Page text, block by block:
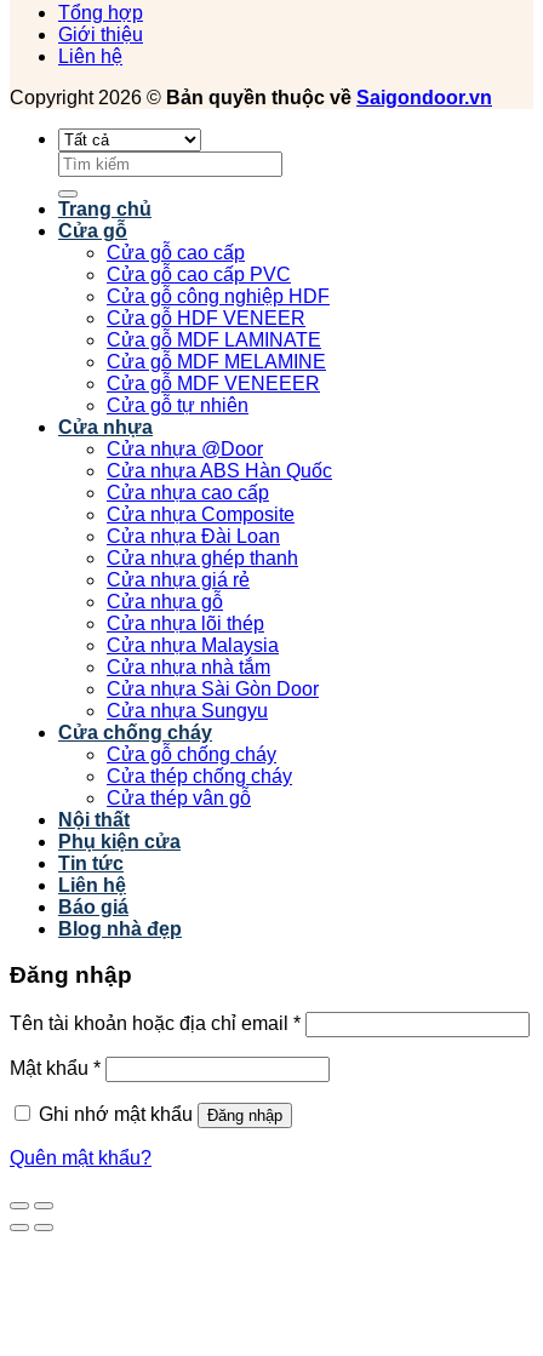
Tổng hợp
Giới thiệu
Liên hệ
Copyright 2026 © Bản quyền thuộc về Saigondoor.vn
Tìm
kiếm:
Trang chủ
Cửa gỗ
Cửa gỗ cao cấp
Cửa gỗ cao cấp PVC
Cửa gỗ công nghiệp HDF
Cửa gỗ HDF VENEER
Cửa gỗ MDF LAMINATE
Cửa gỗ MDF MELAMINE
Cửa gỗ MDF VENEEER
Cửa gỗ tự nhiên
Cửa nhựa
Cửa nhựa @Door
Cửa nhựa ABS Hàn Quốc
Cửa nhựa cao cấp
Cửa nhựa Composite
Cửa nhựa Đài Loan
Cửa nhựa ghép thanh
Cửa nhựa giá rẻ
Cửa nhựa gỗ
Cửa nhựa lõi thép
Cửa nhựa Malaysia
Cửa nhựa nhà tắm
Cửa nhựa Sài Gòn Door
Cửa nhựa Sungyu
Cửa chống cháy
Cửa gỗ chống cháy
Cửa thép chống cháy
Cửa thép vân gỗ
Nội thất
Phụ kiện cửa
Tin tức
Liên hệ
Báo giá
Blog nhà đẹp
Đăng nhập
Tên tài khoản hoặc địa chỉ email *
Mật khẩu *
Ghi nhớ mật khẩu Đăng nhập
Quên mật khẩu?